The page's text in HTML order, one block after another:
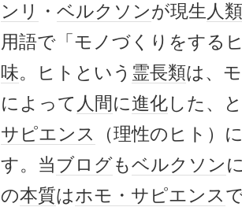
ンリ
・ ベルクソンが現生人類
用語で「モノづくりをする
味。ヒトという 霊長類は、
によって 人間に進化した、
サピエンス
（理性のヒト）
す。当ブログもベルクソン
の本質はホモ・サピエンス